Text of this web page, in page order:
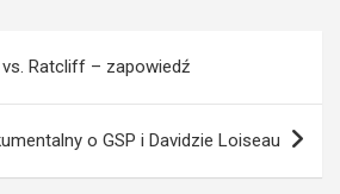
vs. Ratcliff – zapowiedź
o GSP i Davidzie Loiseau